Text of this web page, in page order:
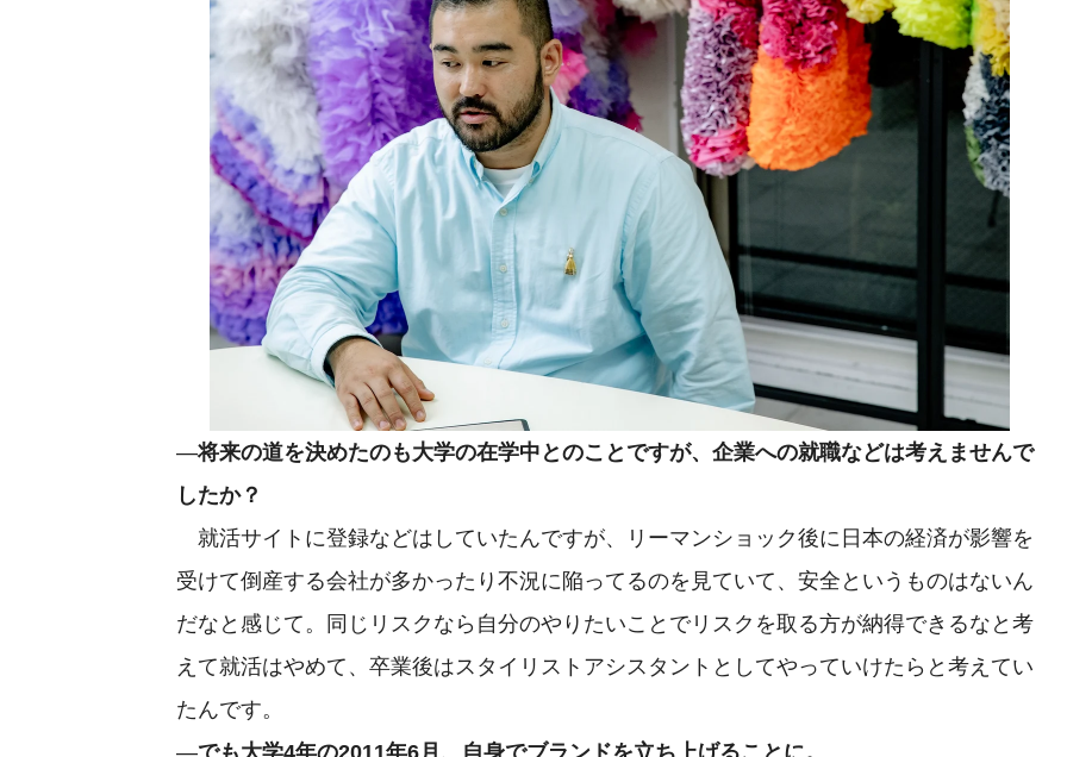
—将来の道を決めたのも大学の在学中とのことですが、企業への就職などは考えませんで
したか？
就活サイトに登録などはしていたんですが、リーマンショック後に日本の経済が影響を
受けて倒産する会社が多かったり不況に陥ってるのを見ていて、安全というものはないん
だなと感じて。同じリスクなら自分のやりたいことでリスクを取る方が納得できるなと考
えて就活はやめて、卒業後はスタイリストアシスタントとしてやっていけたらと考えてい
たんです。
—でも大学4年の2011年6月、自身でブランドを立ち上げることに。